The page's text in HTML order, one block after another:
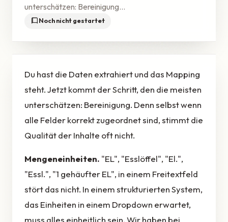
unterschätzen: Bereinigung...
Noch nicht gestartet
Du hast die Daten extrahiert und das Mapping
steht. Jetzt kommt der Schritt, den die meisten
unterschätzen: Bereinigung. Denn selbst wenn
alle Felder korrekt zugeordnet sind, stimmt die
Qualität der Inhalte oft nicht.
Mengeneinheiten. "EL", "Esslöffel", "El.",
"Essl.", "1 gehäufter EL", in einem Freitextfeld
stört das nicht. In einem strukturierten System,
das Einheiten in einem Dropdown erwartet,
muss alles einheitlich sein. Wir haben bei